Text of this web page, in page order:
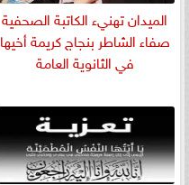
الميدان تهنيء الكاتبة الصحفية
صفاء الشاطر بنجاج كريمة أخيها
في الثانوية العامة